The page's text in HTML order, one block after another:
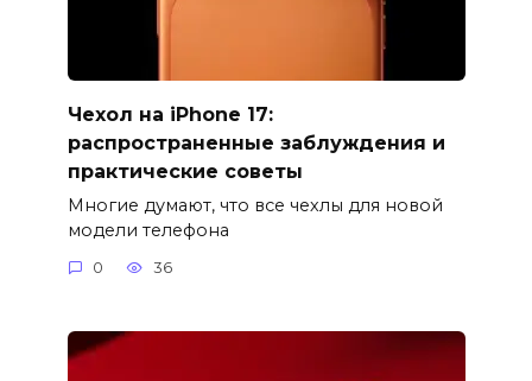
Чехол на iPhone 17:
распространенные заблуждения и
практические советы
Многие думают, что все чехлы для новой
модели телефона
0 36